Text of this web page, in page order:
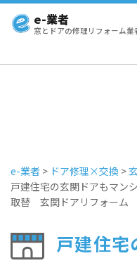
e-業者
窓とドアの修理リフォーム業
e-業者 > ドア修理×交換 >
戸建住宅の玄関ドアもマン
取替 玄関ドアリフォーム
戸建住宅